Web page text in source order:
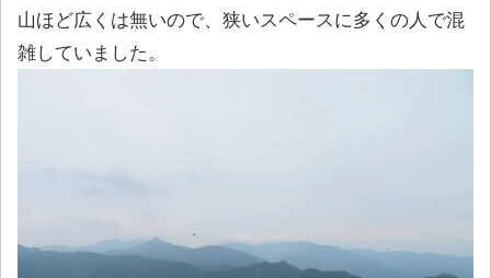
山ほど広くは無いので、狭いスペースに多くの人で混
雑していました。